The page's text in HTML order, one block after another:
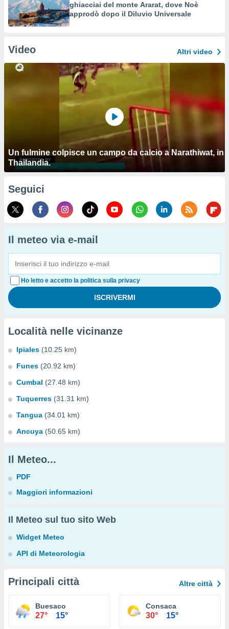
ghiacciai del monte Ararat, dove Noè
approdò dopo il Diluvio Universale
Video Altri video
Un fulmine colpisce un campo da calcio a Narathiwat, in
Thailandia.
Seguici
Il meteo via e-mail
Ho letto e accetto la politica sulla privacy
Località nelle vicinanze
Ipiales (10.25 km)
Funes (20.92 km)
Cumbal (27.48 km)
Tuquerres (31.31 km)
Tangua (34.01 km)
Ancuya (50.65 km)
Il Meteo...
PDF
Maggiori informazioni
Il Meteo sul tuo sito Web
Widget Meteo
API di Meteorologia
Principali città Altre città
Buesaco
27° 15°
Consaca
30° 15°